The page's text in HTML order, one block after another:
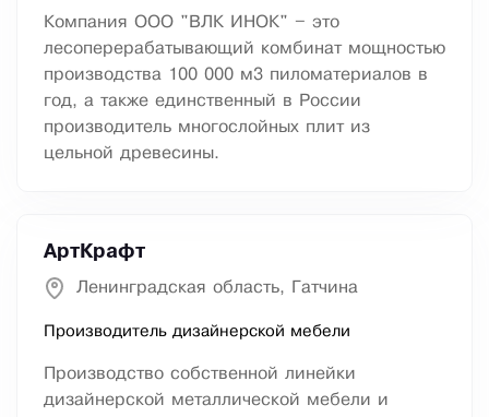
Компания ООО "ВЛК ИНОК" – это
лесоперерабатывающий комбинат мощностью
производства 100 000 м3 пиломатериалов в
год, а также единственный в России
производитель многослойных плит из
цельной древесины.
АртКрафт
Ленинградская область, Гатчина
Производитель дизайнерской мебели
Производство собственной линейки
дизайнерской металлической мебели и